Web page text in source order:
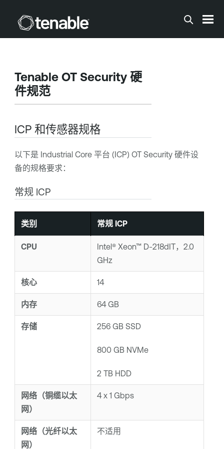
Tenable OT Security硬
件规范
ICP 和传感器规格
以下是 Industrial Core 平台 (ICP) OT Security硬件设
备的规格要求：
常规 ICP
类别 常规 ICP
CPU
Intel® Xeon™ D-218dIT，2.0
GHz
核心 14
内存 64 GB
存储 256 GB SSD
800 GB NVMe
2 TB HDD
网络（铜缆以太
网）
4 x 1 Gbps
网络（光纤以太
网）
不适用